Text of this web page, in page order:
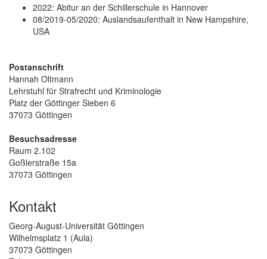
2022: Abitur an der Schillerschule in Hannover
08/2019-05/2020: Auslandsaufenthalt in New Hampshire,
USA
Postanschrift
Hannah Oltmann
Lehrstuhl für Strafrecht und Kriminologie
Platz der Göttinger Sieben 6
37073 Göttingen
Besuchsadresse
Raum 2.102
Goßlerstraße 15a
37073 Göttingen
Kontakt
Georg-August-Universität Göttingen
Wilhelmsplatz 1 (Aula)
37073 Göttingen